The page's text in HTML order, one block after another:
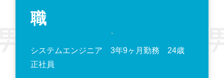
職
システムエンジニア 3年9ヶ月勤務 24歳
正社員